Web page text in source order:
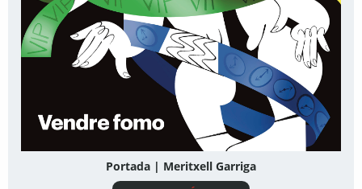
Portada | Meritxell Garriga